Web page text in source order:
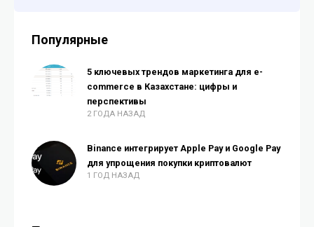
Популярные
5 ключевых трендов маркетинга для e-
commerce в Казахстане: цифры и
перспективы
2 ГОДА НАЗАД
Binance интегрирует Apple Pay и Google Pay
для упрощения покупки криптовалют
1 ГОД НАЗАД